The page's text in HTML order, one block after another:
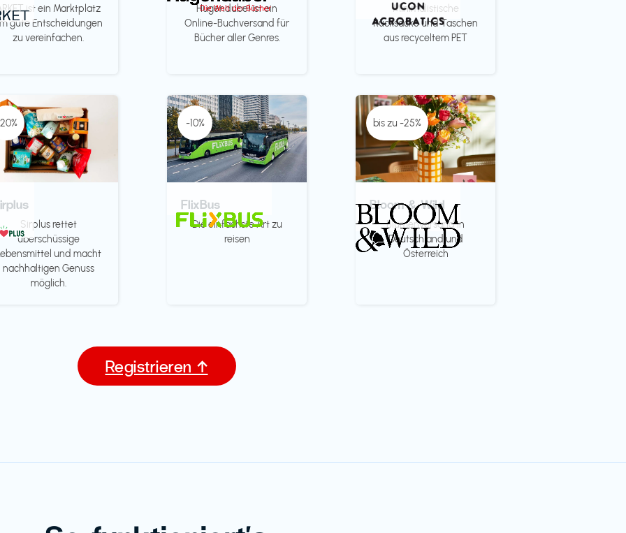
ist ein Marktplatz
gute Entscheidungen
zu vereinfachen.
Hugendubel ist ein
Online-Buchversand für
Bücher aller Genres.
Minimalistische
Rücksäcke und Taschen
aus recyceltem PET
Sirplus rettet
überschüssige
und macht
nachhaltigen Genuss
möglich.
-10%
FlixBus
Die einfachste Art zu
reisen
bis zu -25%
Bloom & Wild
Blumenversand in
Deutschland und
Österreich
Registrieren ↑